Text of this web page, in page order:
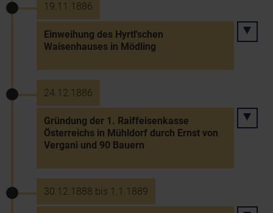
19.11.1886
Einweihung des Hyrtl'schen
Waisenhauses in Mödling
24.12.1886
Gründung der 1. Raiffeisenkasse
Österreichs in Mühldorf durch Ernst von
Vergani und 90 Bauern
30.12.1888 bis 1.1.1889